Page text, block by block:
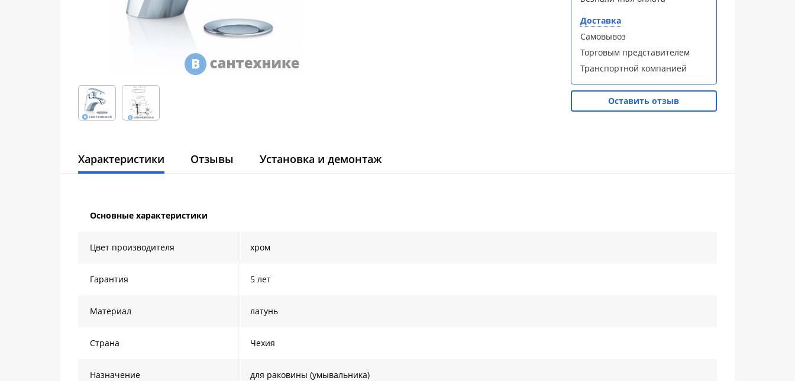
Доставка
Самовывоз
Торговым представителем
Транспортной компанией
Оставить отзыв
Характеристики Отзывы Установка и демонтаж
Основные характеристики
Цвет производителя хром
Гарантия 5 лет
Материал латунь
Страна Чехия
Назначение для раковины (умывальника)